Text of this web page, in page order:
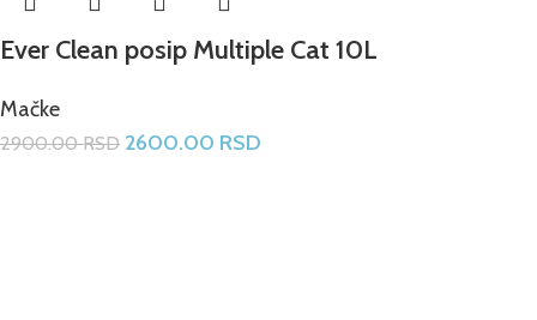
Ever Clean posip Multiple Cat 10L
Mačke
2900.00RSD 2600.00 RSD